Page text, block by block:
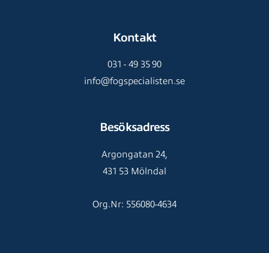
Kontakt
031 - 49 35 90
info@fogspecialisten.se
Besöksadress
Argongatan 24,
431 53 Mölndal
Org.Nr: 556080-4634